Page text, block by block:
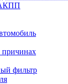
АКПП
причинах
фильтр